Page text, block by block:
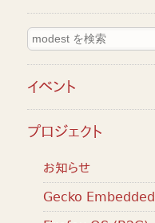
イベント
プロジェクト
お知らせ
Gecko Embedded